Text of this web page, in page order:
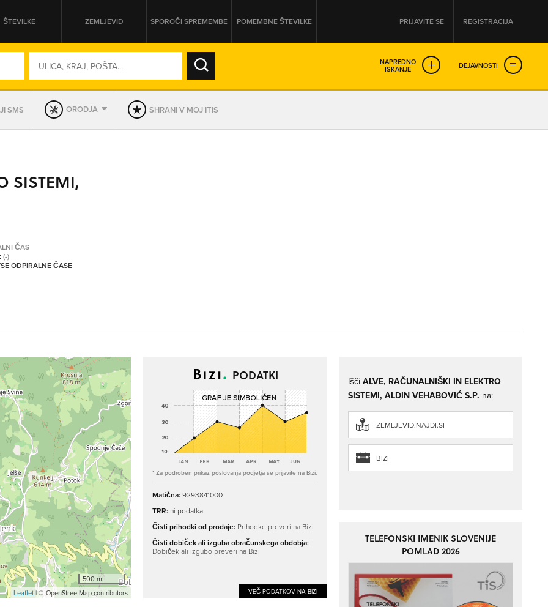
ŠTEVILKE ZEMLJEVID SPOROČI SPREMEMBE POMEMBNE ŠTEVILKE PRIJAVITE SE REGISTRACIJA
NAPREDNO
ISKANJE DEJAVNOSTI
SO ODPRTA V
SMS ORODJA SHRANI V MOJ ITIS
SISTEMI,
ČAS
(-)
ODPIRALNE ČASE
500 m
Leaflet| © OpenStreetMap contributors
PODATKI
* Za podroben prikaz poslovanja podjetja se prijavite na Bizi.
Matična:9293841000
TRR: ni podatka
Čisti prihodki od prodaje: Prihodke preveri na Bizi
Čisti dobiček ali izguba obračunskega obdobja:
Dobiček ali izgubo preveri na Bizi
VEČ PODATKOV NA BIZI
Išči ALVE, RAČUNALNIŠKI IN ELEKTRO
SISTEMI, ALDIN VEHABOVIĆ S.P. na:
ZEMLJEVID.NAJDI.SI
BIZI
TELEFONSKI IMENIK SLOVENIJE
POMLAD 2026